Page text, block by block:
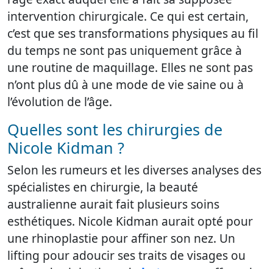
intervention chirurgicale. Ce qui est certain,
c’est que ses transformations physiques au fil
du temps ne sont pas uniquement grâce à
une routine de maquillage. Elles ne sont pas
n’ont plus dû à une mode de vie saine ou à
l’évolution de l’âge.
Quelles sont les chirurgies de
Nicole Kidman ?
Selon les rumeurs et les diverses analyses des
spécialistes en chirurgie, la beauté
australienne aurait fait plusieurs soins
esthétiques. Nicole Kidman aurait opté pour
une rhinoplastie pour affiner son nez. Un
lifting pour adoucir ses traits de visages ou